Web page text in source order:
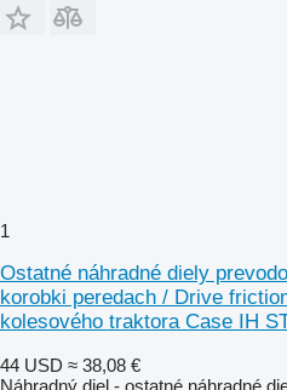
1
Ostatné náhradné diely
korobki peredach / Drive
kolesového traktora Case IH
44 USD ≈ 38,08 €
Náhradný diel - ostatné náhradné